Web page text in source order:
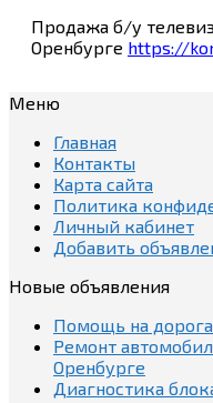
Продажа б/у
Оренбурге https://
Меню
Главная
Контакты
Карта сайта
Политика
Личный кабинет
Добавить
Новые объявления
Помощь на
Ремонт
Оренбурге
Диагностика